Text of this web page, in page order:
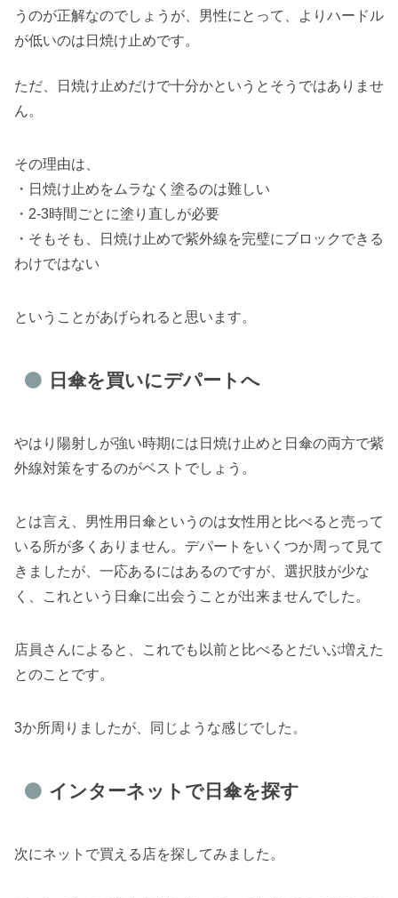
うのが正解なのでしょうが、男性にとって、よりハードル
が低いのは日焼け止めです。
ただ、日焼け止めだけで十分かというとそうではありませ
ん。
その理由は、
・日焼け止めをムラなく塗るのは難しい
・2-3時間ごとに塗り直しが必要
・そもそも、日焼け止めで紫外線を完璧にブロックできる
わけではない
ということがあげられると思います。
日傘を買いにデパートへ
やはり陽射しが強い時期には日焼け止めと日傘の両方で紫
外線対策をするのがベストでしょう。
とは言え、男性用日傘というのは女性用と比べると売って
いる所が多くありません。デパートをいくつか周って見て
きましたが、一応あるにはあるのですが、選択肢が少な
く、これという日傘に出会うことが出来ませんでした。
店員さんによると、これでも以前と比べるとだいぶ増えた
とのことです。
3か所周りましたが、同じような感じでした。
インターネットで日傘を探す
次にネットで買える店を探してみました。